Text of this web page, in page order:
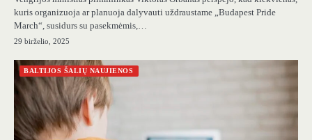
kuris organizuoja ar planuoja dalyvauti uždraustame „Budapest Pride
March“, susidurs su pasekmėmis,…
29 birželio, 2025
BALTIJOS ŠALIŲ NAUJIENOS